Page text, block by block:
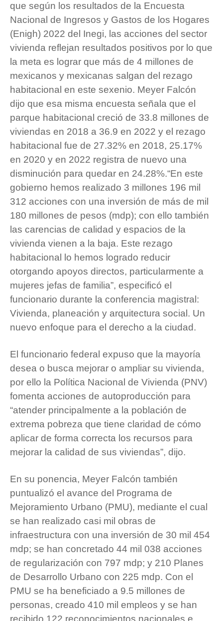
que según los resultados de la Encuesta
Nacional de Ingresos y Gastos de los Hogares
(Enigh) 2022 del Inegi, las acciones del sector
vivienda reflejan resultados positivos por lo que
la meta es lograr que más de 4 millones de
mexicanos y mexicanas salgan del rezago
habitacional en este sexenio. Meyer Falcón
dijo que esa misma encuesta señala que el
parque habitacional creció de 33.8 millones de
viviendas en 2018 a 36.9 en 2022 y el rezago
habitacional fue de 27.32% en 2018, 25.17%
en 2020 y en 2022 registra de nuevo una
disminución para quedar en 24.28%.“En este
gobierno hemos realizado 3 millones 196 mil
312 acciones con una inversión de más de mil
180 millones de pesos (mdp); con ello también
las carencias de calidad y espacios de la
vivienda vienen a la baja. Este rezago
habitacional lo hemos logrado reducir
otorgando apoyos directos, particularmente a
mujeres jefas de familia”, especificó el
funcionario durante la conferencia magistral:
Vivienda, planeación y arquitectura social. Un
nuevo enfoque para el derecho a la ciudad.
El funcionario federal expuso que la mayoría
desea o busca mejorar o ampliar su vivienda,
por ello la Política Nacional de Vivienda (PNV)
fomenta acciones de autoproducción para
“atender principalmente a la población de
extrema pobreza que tiene claridad de cómo
aplicar de forma correcta los recursos para
mejorar la calidad de sus viviendas”, dijo.
En su ponencia, Meyer Falcón también
puntualizó el avance del Programa de
Mejoramiento Urbano (PMU), mediante el cual
se han realizado casi mil obras de
infraestructura con una inversión de 30 mil 454
mdp; se han concretado 44 mil 038 acciones
de regularización con 797 mdp; y 210 Planes
de Desarrollo Urbano con 225 mdp. Con el
PMU se ha beneficiado a 9.5 millones de
personas, creado 410 mil empleos y se han
recibido 122 reconocimientos nacionales e